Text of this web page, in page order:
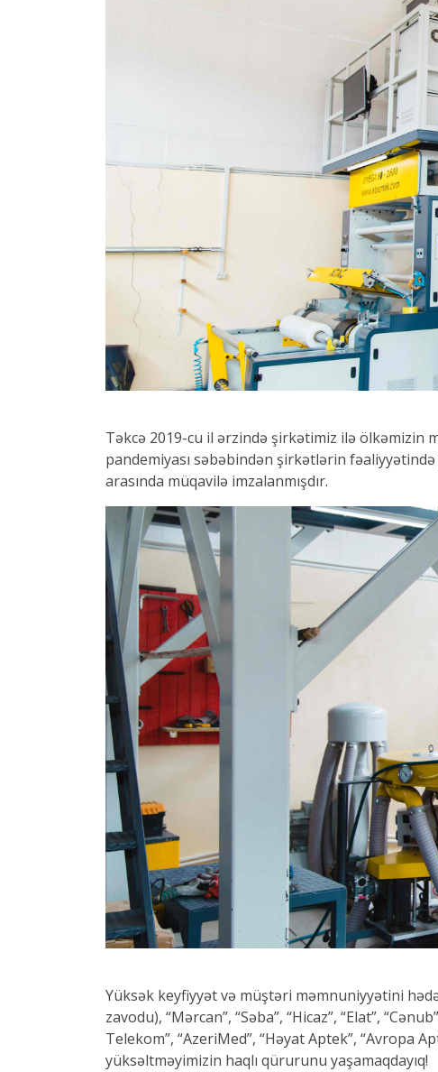
Təkcə 2019-cu il ərzində şirkətimiz ilə ölkəmizin
pandemiyası səbəbindən şirkətlərin
arasında müqavilə imzalanmışdır.
Yüksək keyfiyyət və müştəri məmnuniyyətini
zavodu), “Mərcan”, “Səba”, “Hicaz”, “Elat”,
Telekom”, “AzeriMed”, “Həyat Aptek”, “Avropa
yüksəltməyimizin haqlı qürurunu yaşamaqdayıq!